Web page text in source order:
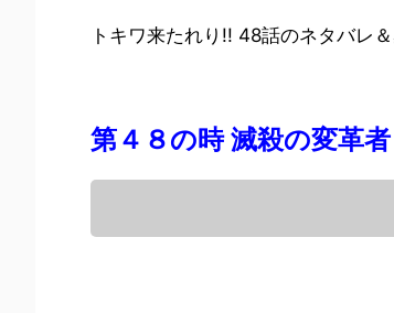
トキワ来たれり!! 48話のネタバレ＆
第４８の時 滅殺の変革者